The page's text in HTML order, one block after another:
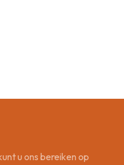
u ons bereiken op